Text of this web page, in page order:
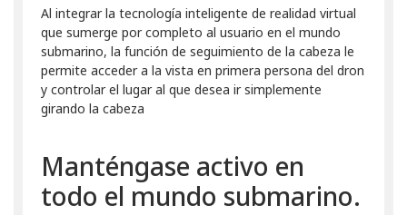
Al integrar la tecnología inteligente de realidad virtual
que sumerge por completo al usuario en el mundo
submarino, la función de seguimiento de la cabeza le
permite acceder a la vista en primera persona del dron
y controlar el lugar al que desea ir simplemente
girando la cabeza
Manténgase activo en
todo el mundo submarino.